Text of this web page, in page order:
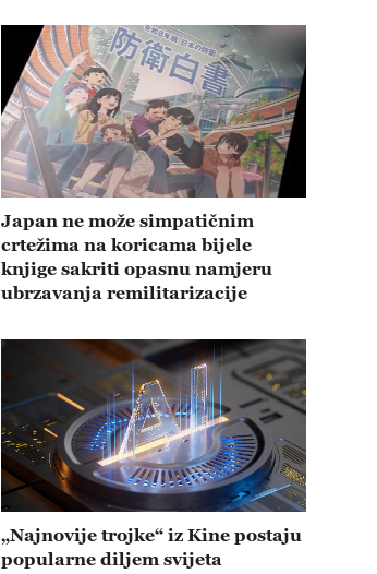
Japan ne može simpatičnim
crtežima na koricama bijele
knjige sakriti opasnu namjeru
ubrzavanja remilitarizacije
„Najnovije trojke“ iz Kine postaju
popularne diljem svijeta